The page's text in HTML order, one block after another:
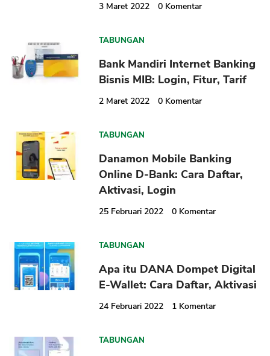
3 Maret 2022 0 Komentar
TABUNGAN
Bank Mandiri Internet Banking
Bisnis MIB: Login, Fitur, Tarif
2 Maret 2022 0 Komentar
TABUNGAN
Danamon Mobile Banking
Online D-Bank: Cara Daftar,
Aktivasi, Login
25 Februari 2022 0 Komentar
TABUNGAN
Apa itu DANA Dompet Digital
E-Wallet: Cara Daftar, Aktivasi
24 Februari 2022 1 Komentar
TABUNGAN